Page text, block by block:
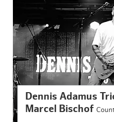
Dennis Adamus
Marcel Bischof